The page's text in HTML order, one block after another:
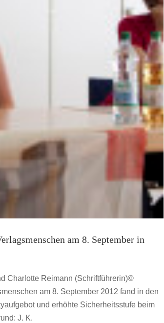
am 8. September in
Charlotte Reimann (Schriftführerin)©
am 8. September 2012 fand in den
und erhöhte Sicherheitsstufe beim
J. K.